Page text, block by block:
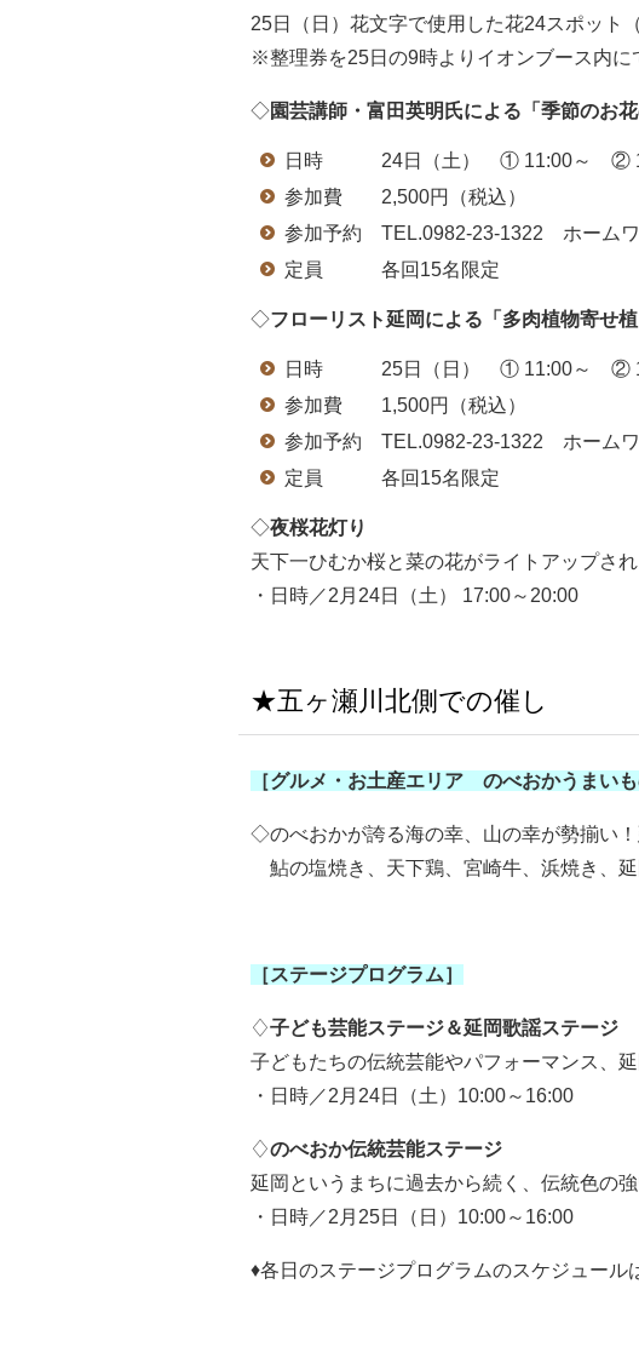
25日（日）花文字で使用した花24スポット
※整理券を25日の9時よりイオンブース内に
◇園芸講師・富田英明氏による「季節のお花
日時 24日（土） ① 11:00～ ②
参加費 2,500円（税込）
参加予約 TEL.0982-23-1322 ホームワ
定員 各回15名限定
◇フローリスト延岡による「多肉植物寄せ
日時 25日（日） ① 11:00～ ②
参加費 1,500円（税込）
参加予約 TEL.0982-23-1322 ホームワ
定員 各回15名限定
◇夜桜花灯り
天下一ひむか桜と菜の花がライトアップさ
・日時／2月24日（土） 17:00～20:00
★五ヶ瀬川北側での催し
［グルメ・お土産エリア のべおかうまいも
◇のべおかが誇る海の幸、山の幸が勢揃い
鮎の塩焼き、天下鶏、宮崎牛、浜焼き、延
［ステージプログラム］
♢子ども芸能ステージ＆延岡歌謡ステージ
子どもたちの伝統芸能やパフォーマンス、
・日時／2月24日（土）10:00～16:00
♢のべおか伝統芸能ステージ
延岡というまちに過去から続く、伝統色の
・日時／2月25日（日）10:00～16:00
♦各日のステージプログラムのスケジュール